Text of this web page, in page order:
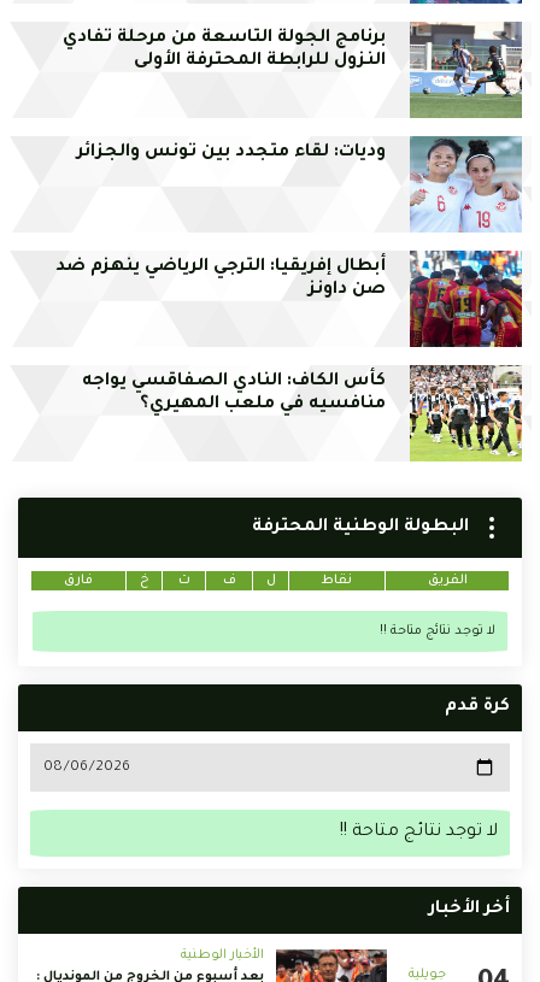
برنامج الجولة التاسعة من مرحلة تفادي
النزول للرابطة المحترفة الأولى
وديات: لقاء متجدد بين تونس والجزائر
أبطال إفريقيا: الترجي الرياضي ينهزم ضد
صن داونز
كأس الكاف: النادي الصفاقسي يواجه
منافسيه في ملعب المهيري؟
البطولة الوطنية المحترفة
الفريق نقاط ل ف ت خ فارق
لا توجد نتائج متاحة !!
كرة قدم
لا توجد نتائج متاحة !!
أخر الأخبار
الأخبار الوطنية
بعد أسبوع من الخروج من المونديال :